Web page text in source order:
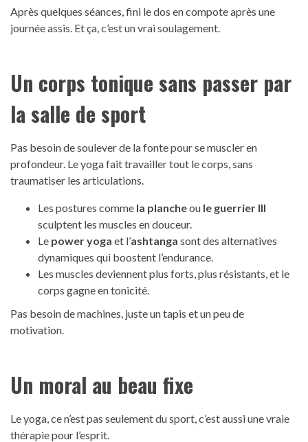
Après quelques séances, fini le dos en compote après une
journée assis. Et ça, c’est un vrai soulagement.
Un corps tonique sans passer par
la salle de sport
Pas besoin de soulever de la fonte pour se muscler en
profondeur. Le yoga fait travailler tout le corps, sans
traumatiser les articulations.
Les postures comme la plancheou le guerrier III
sculptent les muscles en douceur.
Le power yoga et l’ashtanga sont des alternatives
dynamiques qui boostent l’endurance.
Les muscles deviennent plus forts, plus résistants, et le
corps gagne en tonicité.
Pas besoin de machines, juste un tapis et un peu de
motivation.
Un moral au beau fixe
Le yoga, ce n’est pas seulement du sport, c’est aussi une vraie
thérapie pour l’esprit.